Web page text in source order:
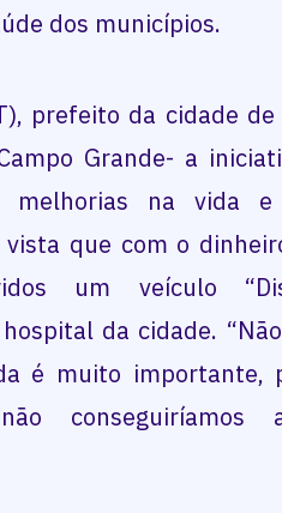
dos municípios.
prefeito da cidade
Grande- a
melhorias na vida
vista que com o
um veículo
da cidade.
é muito importante,
conseguiríamos